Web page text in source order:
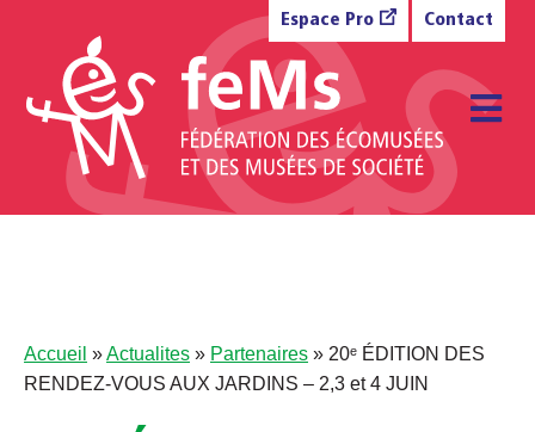
Espace Pro Contact
Accueil »Actualites » Partenaires » 20ᵉ ÉDITION DES
RENDEZ-VOUS AUX JARDINS – 2,3 et 4 JUIN